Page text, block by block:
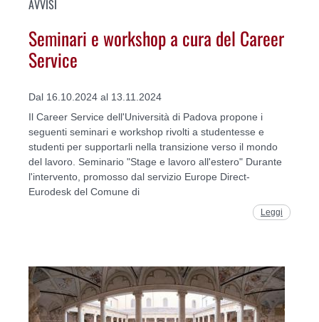
AVVISI
Seminari e workshop a cura del Career
Service
Dal 16.10.2024 al 13.11.2024
Il Career Service dell'Università di Padova propone i
seguenti seminari e workshop rivolti a studentesse e
studenti per supportarli nella transizione verso il mondo
del lavoro. Seminario "Stage e lavoro all'estero" Durante
l'intervento, promosso dal servizio Europe Direct-
Eurodesk del Comune di
Leggi